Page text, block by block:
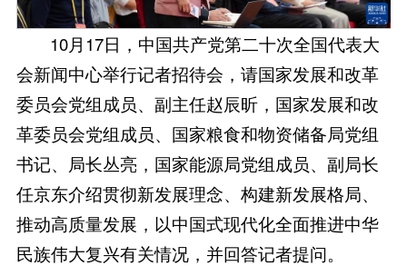
10月17日，中国共产党第二十次全国代表大
会新闻中心举行记者招待会，请国家发展和改革
委员会党组成员、副主任赵辰昕，国家发展和改
革委员会党组成员、国家粮食和物资储备局党组
书记、局长丛亮，国家能源局党组成员、副局长
任京东介绍贯彻新发展理念、构建新发展格局、
推动高质量发展，以中国式现代化全面推进中华
民族伟大复兴有关情况，并回答记者提问。